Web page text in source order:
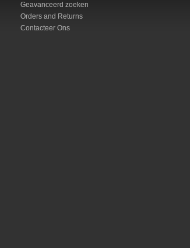
Geavanceerd zoeken
Orders and Returns
Contacteer Ons